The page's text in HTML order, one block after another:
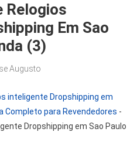
Relogios
Em Sao
(3)
Augusto
inteligente Dropshipping em
Completo para Revendedores -
Dropshipping em Sao Paulo